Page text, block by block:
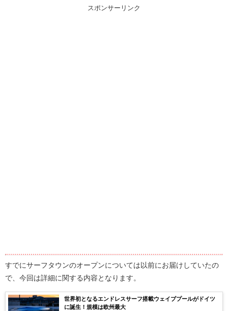
スポンサーリンク
すでにサーフタウンのオープンについては以前にお届けしていたの
で、今回は詳細に関する内容となります。
世界初となるエンドレスサーフ搭載ウェイブプールがドイツ
に誕生！規模は欧州最大